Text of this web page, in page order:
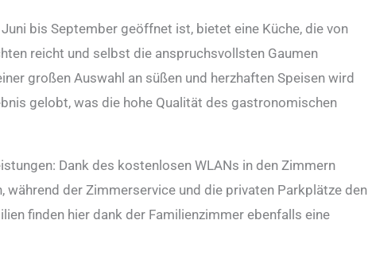
bis September geöffnet ist, bietet eine Küche, die von
reicht und selbst die anspruchsvollsten Gaumen
großen Auswahl an süßen und herzhaften Speisen wird
gelobt, was die hohe Qualität des gastronomischen
Dank des kostenlosen WLANs in den Zimmern
während der Zimmerservice und die privaten Parkplätze den
finden hier dank der Familienzimmer ebenfalls eine